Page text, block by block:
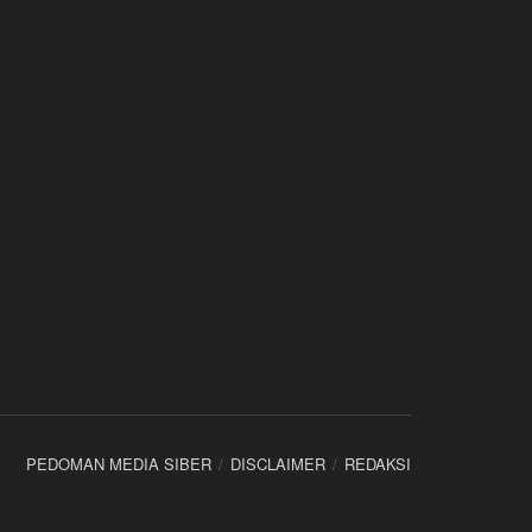
PEDOMAN MEDIA SIBER DISCLAIMER REDAKSI